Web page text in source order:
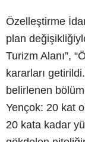
Özelleştirme
plan
Turizm Alanı”,
kararları
belirlenen
Yençok: 20 kat
20 kata kadar